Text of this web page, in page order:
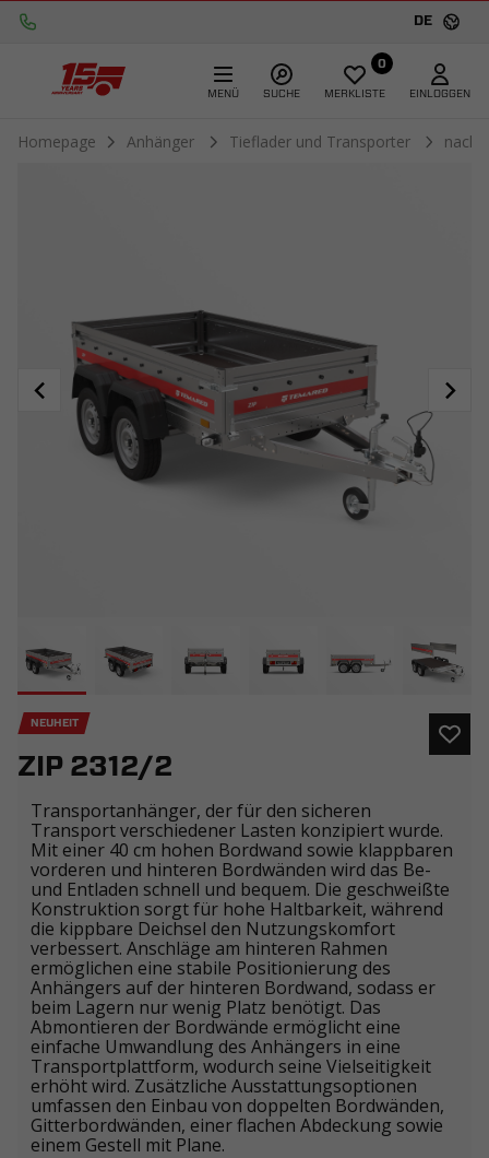
DE
MENÜ SUCHE
0
MERKLISTE EINLOGGEN
Homepage Anhänger Tieflader und Transporter nach
NEUHEIT
ZIP 2312/2
Transportanhänger, der für den sicheren
Transport verschiedener Lasten konzipiert wurde.
Mit einer 40 cm hohen Bordwand sowie klappbaren
vorderen und hinteren Bordwänden wird das Be-
und Entladen schnell und bequem. Die geschweißte
Konstruktion sorgt für hohe Haltbarkeit, während
die kippbare Deichsel den Nutzungskomfort
verbessert. Anschläge am hinteren Rahmen
ermöglichen eine stabile Positionierung des
Anhängers auf der hinteren Bordwand, sodass er
beim Lagern nur wenig Platz benötigt. Das
Abmontieren der Bordwände ermöglicht eine
einfache Umwandlung des Anhängers in eine
Transportplattform, wodurch seine Vielseitigkeit
erhöht wird. Zusätzliche Ausstattungsoptionen
umfassen den Einbau von doppelten Bordwänden,
Gitterbordwänden, einer flachen Abdeckung sowie
einem Gestell mit Plane.